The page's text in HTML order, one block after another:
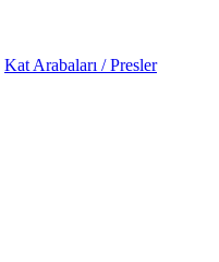
Kat Arabaları / Presler